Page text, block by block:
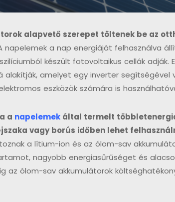
alapvető szerepet töltenek be az
napelemek a nap energiáját felhasználva
készült fotovoltaikus cellák adják.
alakítják, amelyet egy inverter segítségével
eszközök számára is
a napelemek által termelt
vagy borús időben lehet
a lítium-ion és az ólom-sav
nagyobb energiasűrűséget és
az ólom-sav akkumulátorok